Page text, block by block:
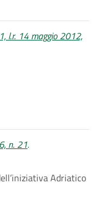
l.r. 14 maggio 2012,
n. 21.
Adriatico